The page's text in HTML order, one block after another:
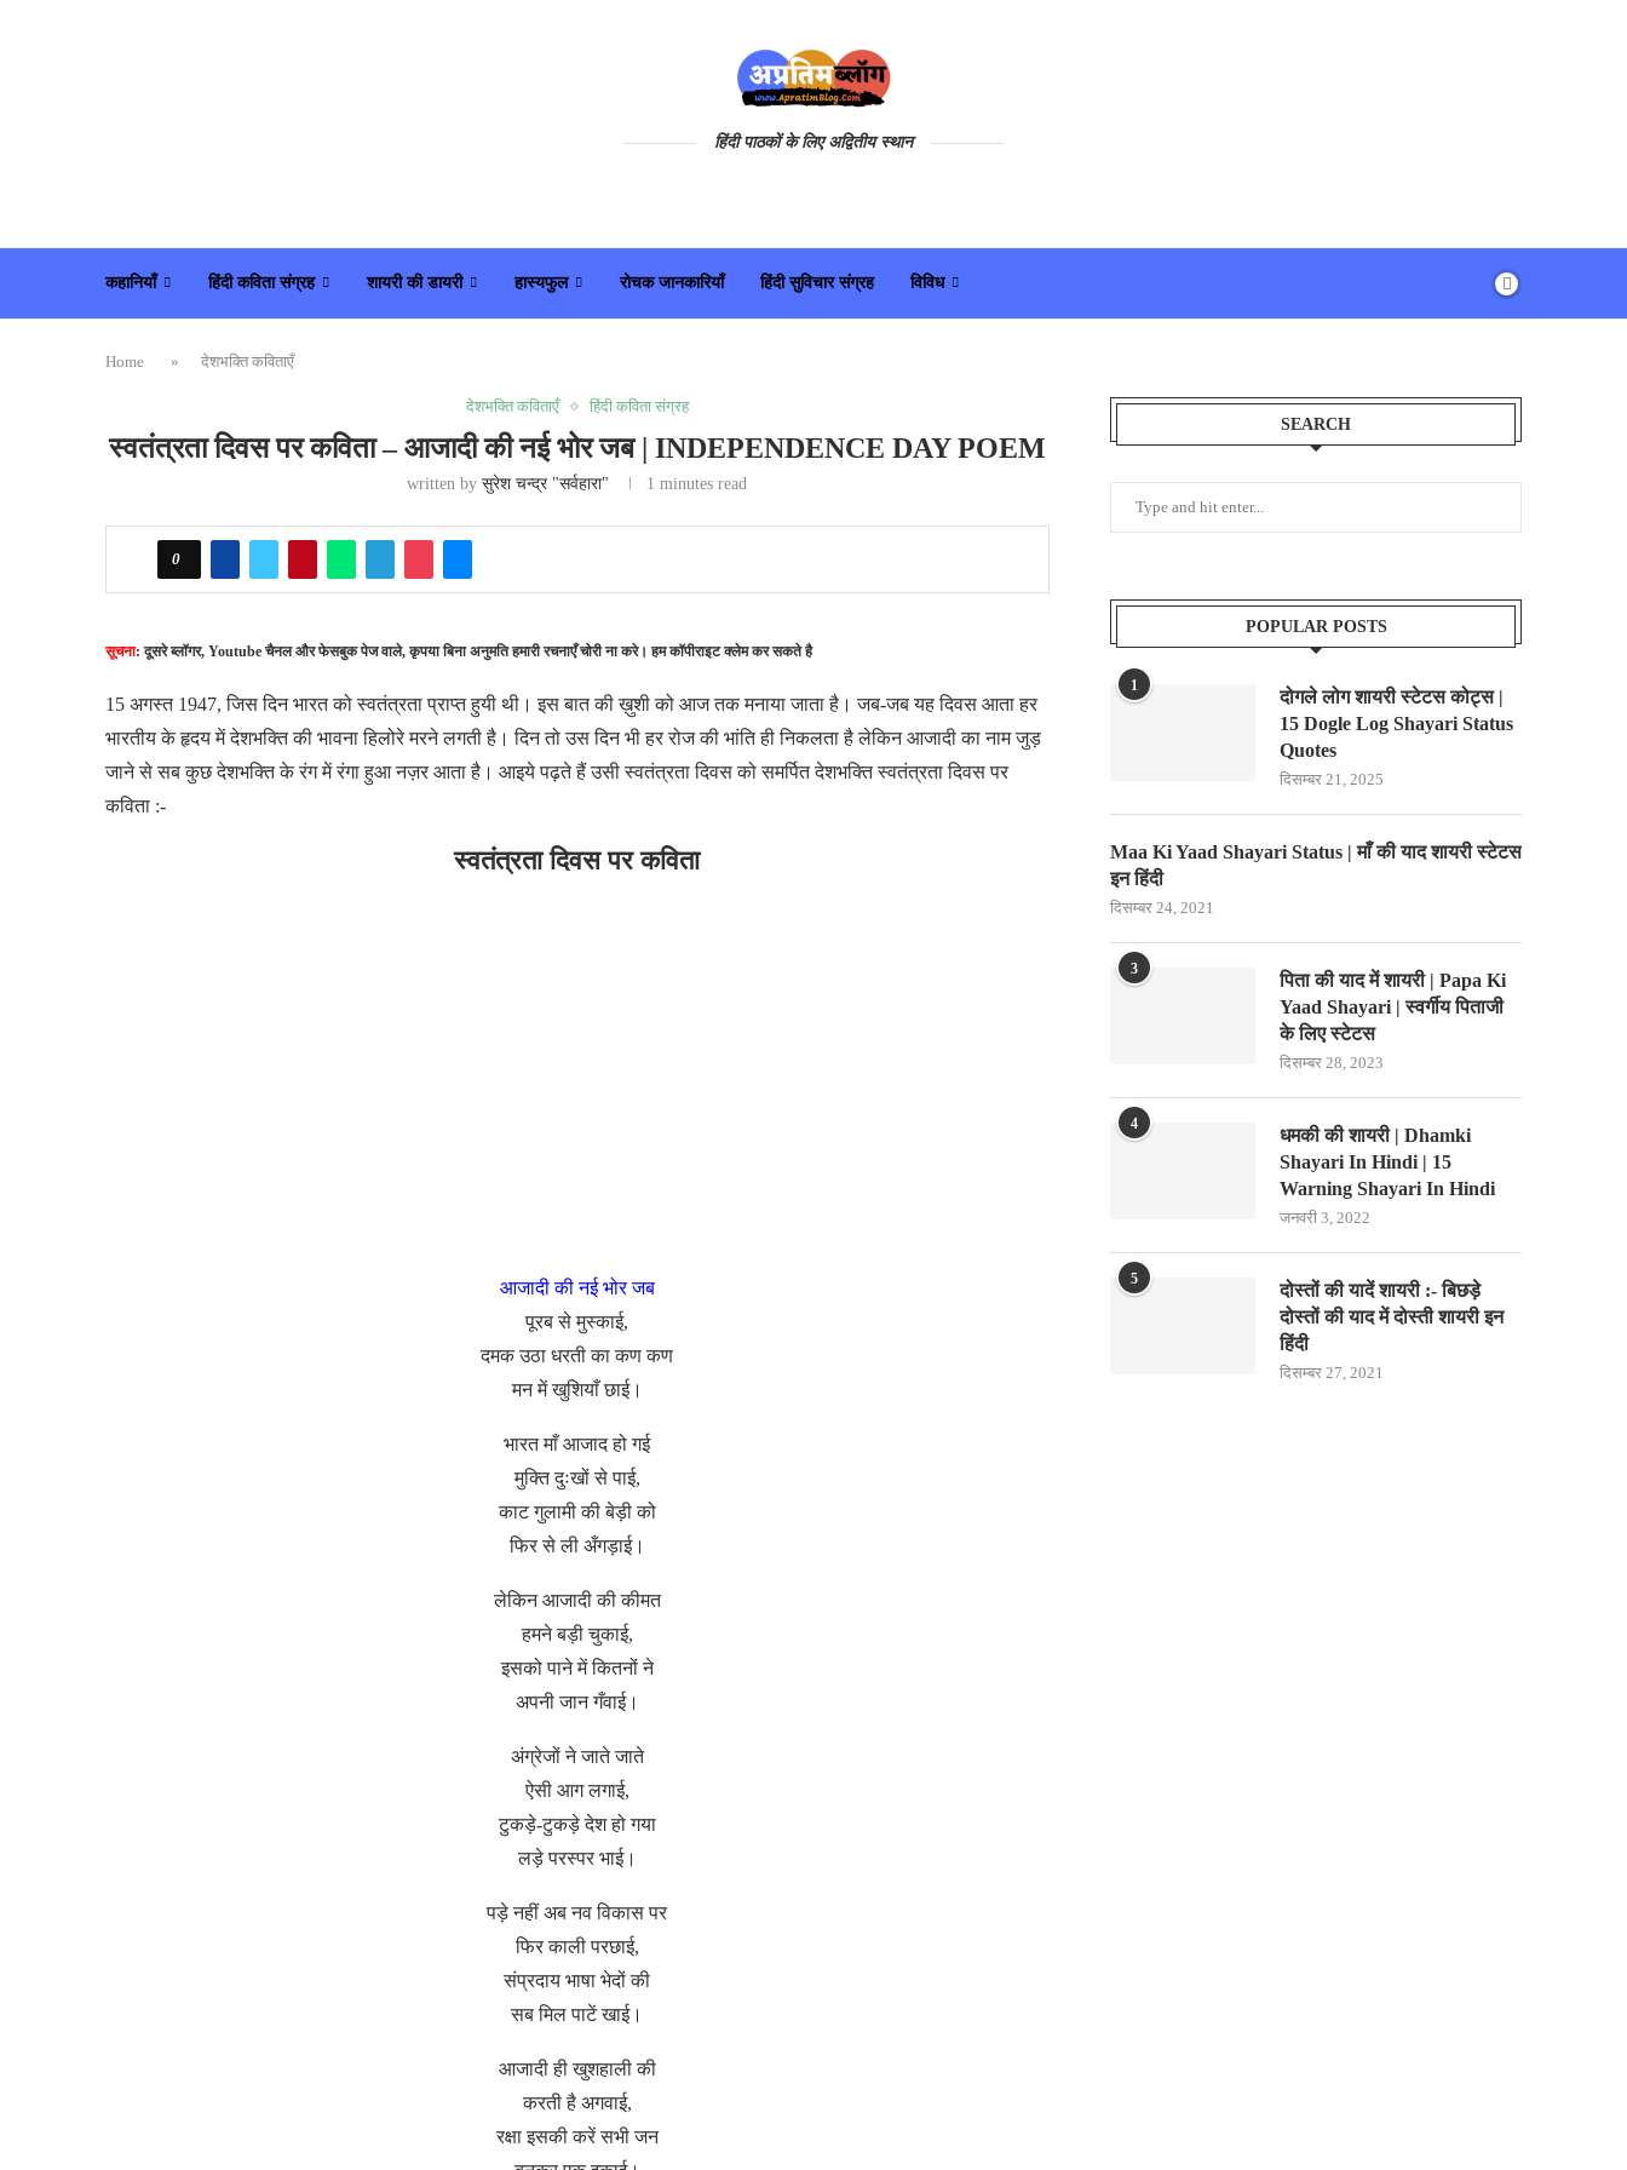
हिंदी पाठकों के लिए अद्वितीय स्थान
कहानियाँ हिंदी कविता संग्रह शायरी की डायरी हास्यफुल रोचक जानकारियाँ हिंदी सुविचार संग्रह विविध
Home » देशभक्ति कविताएँ
देशभक्ति कविताएँ हिंदी कविता संग्रह
स्वतंत्रता दिवस पर कविता – आजादी की नई भोर जब | INDEPENDENCE DAY POEM
written byसुरेश चन्द्र "सर्वहारा" 1 minutes read
0
सूचना: दूसरे ब्लॉगर, Youtube चैनल और फेसबुक पेज वाले, कृपया बिना अनुमति हमारी रचनाएँ चोरी ना करे। हम कॉपीराइट क्लेम कर सकते है
15 अगस्त 1947, जिस दिन भारत को स्वतंत्रता प्राप्त हुयी थी। इस बात की ख़ुशी को आज तक मनाया जाता है। जब-जब यह दिवस आता हर
भारतीय के हृदय में देशभक्ति की भावना हिलोरे मरने लगती है। दिन तो उस दिन भी हर रोज की भांति ही निकलता है लेकिन आजादी का नाम जुड़
जाने से सब कुछ देशभक्ति के रंग में रंगा हुआ नज़र आता है। आइये पढ़ते हैं उसी स्वतंत्रता दिवस को समर्पित देशभक्ति स्वतंत्रता दिवस पर
कविता :-
स्वतंत्रता दिवस पर कविता
आजादी की नई भोर जब
पूरब से मुस्काई,
दमक उठा धरती का कण कण
मन में खुशियाँ छाई।
भारत माँ आजाद हो गई
मुक्ति दुःखों से पाई,
काट गुलामी की बेड़ी को
फिर से ली अँगड़ाई।
लेकिन आजादी की कीमत
हमने बड़ी चुकाई,
इसको पाने में कितनों ने
अपनी जान गँवाई।
अंग्रेजों ने जाते जाते
ऐसी आग लगाई,
टुकड़े-टुकड़े देश हो गया
लड़े परस्पर भाई।
पड़े नहीं अब नव विकास पर
फिर काली परछाई,
संप्रदाय भाषा भेदों की
सब मिल पाटें खाई।
आजादी ही खुशहाली की
करती है अगवाई,
रक्षा इसकी करें सभी जन
SEARCH
POPULAR POSTS
1
दोगले लोग शायरी स्टेटस कोट्स |
15 Dogle Log Shayari Status
Quotes
दिसम्बर 21, 2025
Maa Ki Yaad Shayari Status | माँ की याद शायरी स्टेटस
इन हिंदी
दिसम्बर 24, 2021
3
पिता की याद में शायरी | Papa Ki
Yaad Shayari | स्वर्गीय पिताजी
के लिए स्टेटस
दिसम्बर 28, 2023
4
धमकी की शायरी | Dhamki
Shayari In Hindi | 15
Warning Shayari In Hindi
जनवरी 3, 2022
5
दोस्तों की यादें शायरी :- बिछड़े
दोस्तों की याद में दोस्ती शायरी इन
हिंदी
दिसम्बर 27, 2021